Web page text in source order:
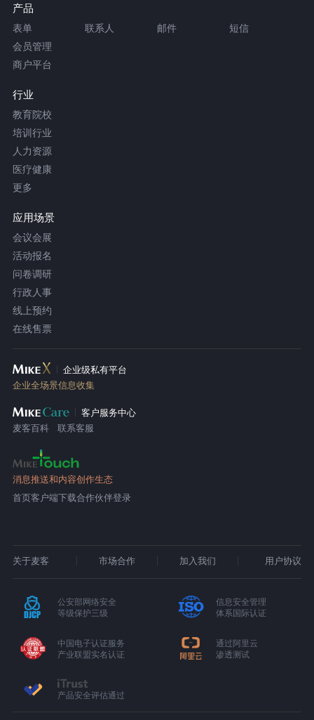
产品
表单 联系人 邮件
短信
会员管理
商户平台
行业
教育院校
培训行业
人力资源
医疗健康
更多
应用场景
会议会展
活动报名
问卷调研
行政人事
线上预约
在线售票
企业级私有平台
企业全场景信息收集
客户服务中心
麦客百科
联系客服
消息推送和内容创作生态
首页客户端下载合作伙伴登录
关于麦客 市场合作 加入我们 用户协议
公安部网络安全
等级保护三级
信息安全管理
体系国际认证
中国电子认证服务
产业联盟实名认证
通过阿里云
渗透测试
产品安全评估通过